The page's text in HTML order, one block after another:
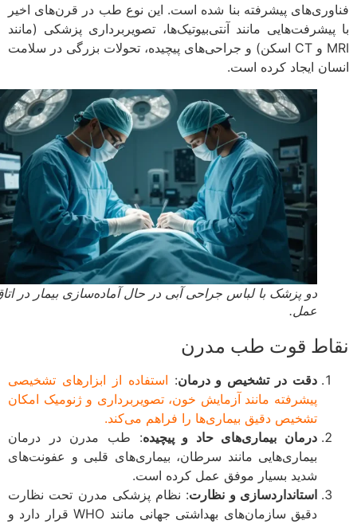
پیشرفته بنا شده است. این نوع طب در قرن‌های اخیر
مانند آنتی‌بیوتیک‌ها، تصویربرداری پزشکی (مانند
MRI و CT اسکن) و جراحی‌های پیچیده، تحولات بزرگی در سلامت
ایجاد کرده است.
دو پزشک با لباس جراحی آبی در حال آماده‌سازی بیمار در اتاق
عمل.
قوت طب مدرن
دقت در تشخیص و درمان استفاده از ابزارهای تشخیصی
پیشرفته مانند آزمایش خون، تصویربرداری و ژنومیک امکان
تشخیص دقیق بیماری‌ها را فراهم می‌کند.
درمان بیماری‌های حاد و پیچیده: طب مدرن در درمان
بیماری‌هایی مانند سرطان، بیماری‌های قلبی و عفونت‌های
شدید بسیار موفق عمل کرده است.
استانداردسازی و نظارت: نظام پزشکی مدرن تحت نظارت
دقیق سازمان‌های بهداشتی جهانی مانند WHO قرار دارد و